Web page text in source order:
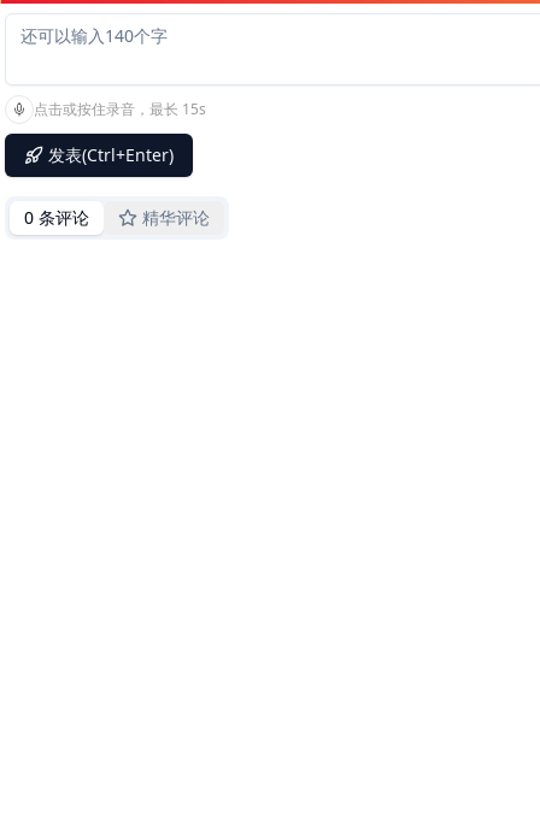
点击或按住录音，最长 15s
发表(Ctrl+Enter)
0 条评论 精华评论